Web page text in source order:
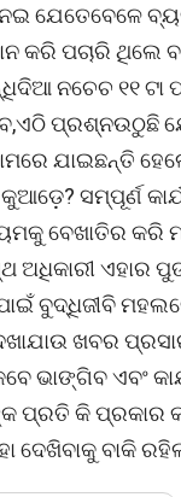
ଯେତେବେଳେ
କରି ପଚାରି ଥିଲେ
ନଚେଚ ୧୧ ଟା
ପ୍ରଶ୍ନଉଠୁଛି
ଯାଇଛନ୍ତି
ସମ୍ପୂର୍ଣ
ବେଖାତିର କରି
ଅଧିକାରୀ ଏହାର
ବୁଦ୍ଧିଜୀବି
ଖବର
ଭାଙ୍ଗିବ ଏବଂ
ପ୍ରତି କି ପ୍ରକାର
ଦେଖିବାକୁ ବାକି